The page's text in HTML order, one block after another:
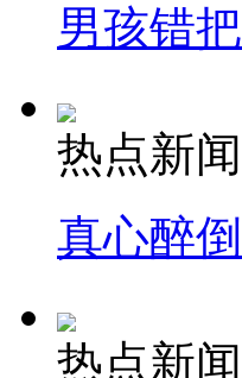
男孩错
热点新闻
真心醉
热点新闻